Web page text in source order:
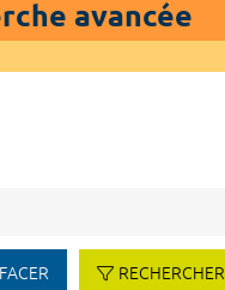
avancée
RECHERCHER